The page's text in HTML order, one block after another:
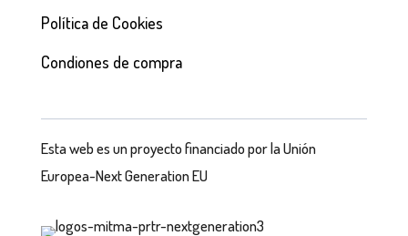
Política de Cookies
Condiones de compra
Esta web es un proyecto financiado por la Unión
Europea-Next Generation EU